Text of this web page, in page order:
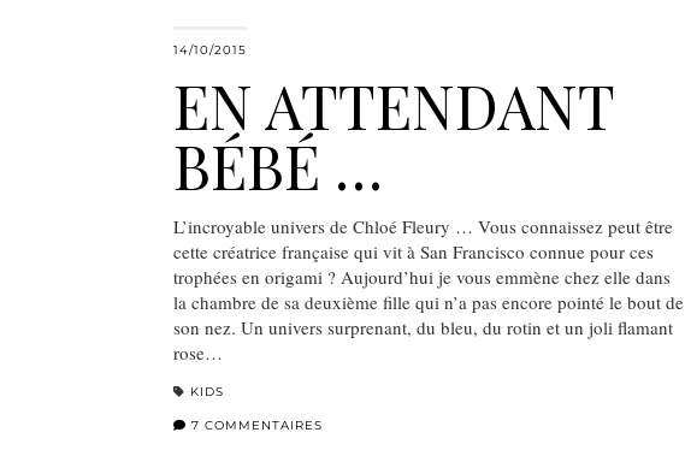
14/10/2015
EN ATTENDANT
BÉBÉ …
L’incroyable univers de Chloé Fleury … Vous connaissez peut être
cette créatrice française qui vit à San Francisco connue pour ces
trophées en origami ? Aujourd’hui je vous emmène chez elle dans
la chambre de sa deuxième fille qui n’a pas encore pointé le bout de
son nez. Un univers surprenant, du bleu, du rotin et un joli flamant
rose…
KIDS
7 COMMENTAIRES